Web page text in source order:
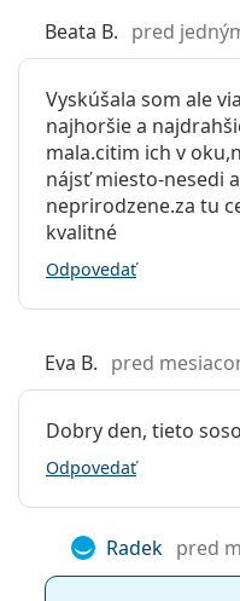
Balenie
Výrobca:
krabičke:
2
Hmotnosť:
23 g
Ostatné
Beata B. pred
Vyskúšala som ale
najhoršie a
mala.citim ich v
nájsť miesto-nesedi
neprirodzene.za tu
kvalitné
Odpovedať
Eva B. pred
Dobry den, tieto
Odpovedať
Radek pred